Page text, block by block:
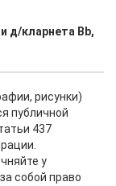
д/кларнета Bb,
рисунки)
публичной
437
у
собой право